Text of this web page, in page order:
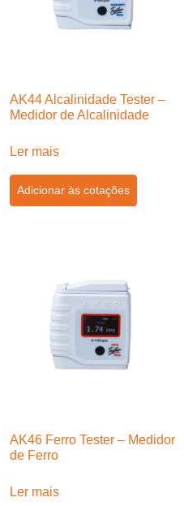
AK44 Alcalinidade Tester –
Medidor de Alcalinidade
Ler mais
Adicionar às cotações
AK46 Ferro Tester – Medidor
de Ferro
Ler mais